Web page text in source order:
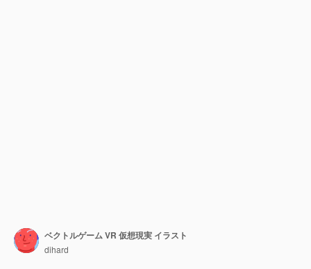
ベクトルゲーム VR 仮想現実 イラスト
dihard